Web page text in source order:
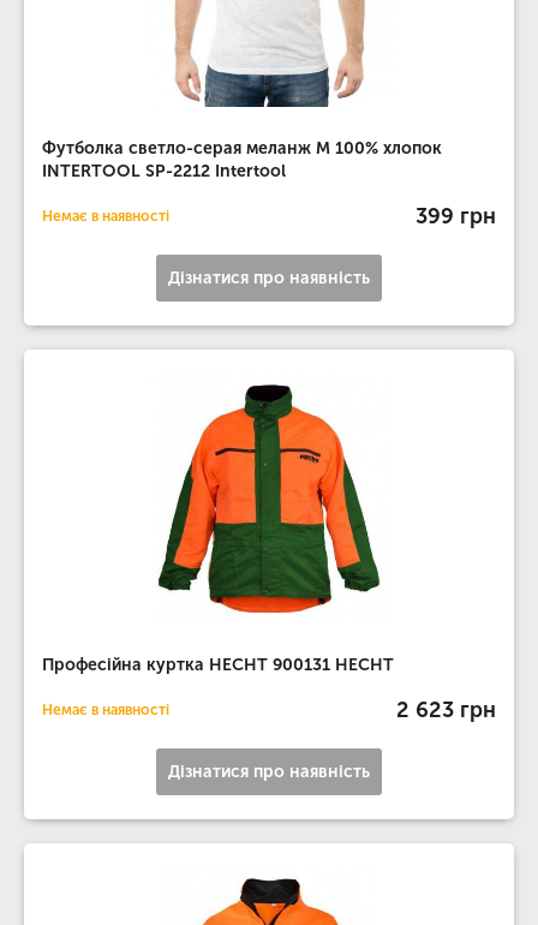
Футболка светло-серая меланж M 100% хлопок
INTERTOOL SP-2212 Intertool
Немає в наявності 399 грн
Дізнатися про наявність
Професійна куртка HECHT 900131 HECHT
Немає в наявності 2 623 грн
Дізнатися про наявність